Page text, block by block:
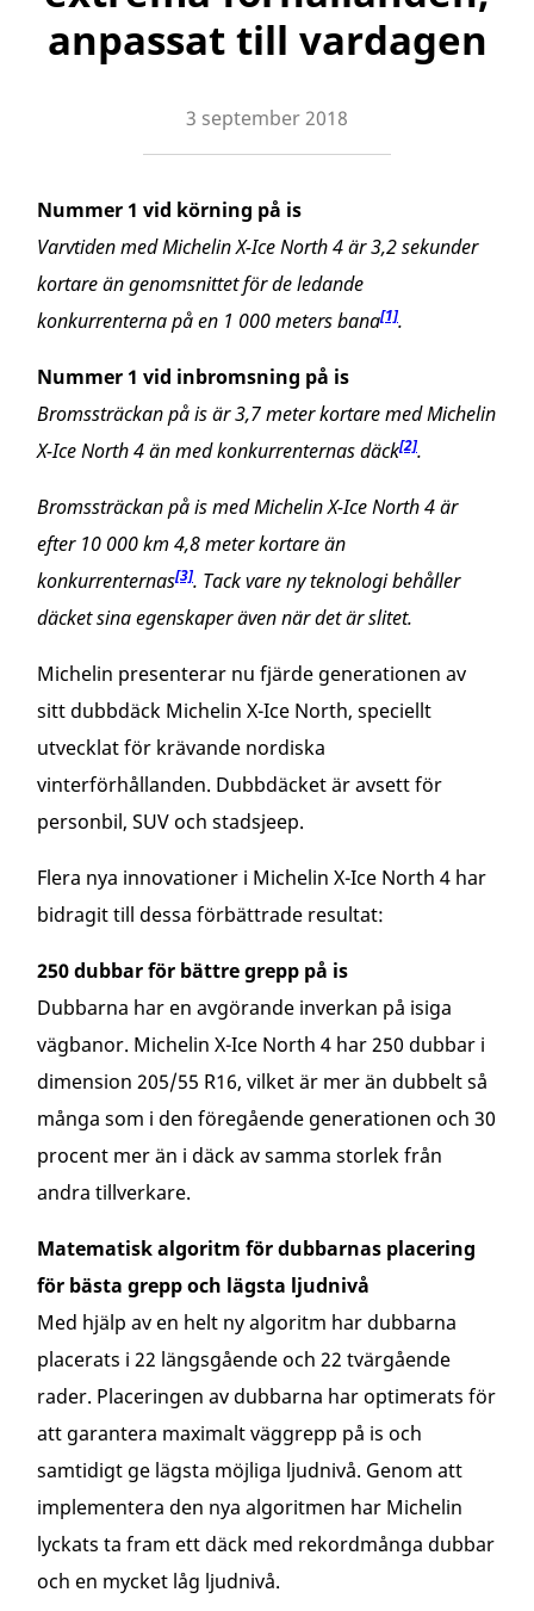
anpassat till vardagen
3 september 2018
Nummer 1 vid körning på is
Varvtiden med Michelin X-Ice North 4 är 3,2 sekunder
kortare än genomsnittet för de ledande
konkurrenterna på en 1 000 meters bana[1].
Nummer 1 vid inbromsning på is
Bromssträckan på is är 3,7 meter kortare med Michelin
X-Ice North 4 än med konkurrenternas däck[2].
Bromssträckan på is med Michelin X-Ice North 4 är
efter 10 000 km 4,8 meter kortare än
konkurrenternas[3]. Tack vare ny teknologi behåller
däcket sina egenskaper även när det är slitet.
Michelin presenterar nu fjärde generationen av
sitt dubbdäck Michelin X-Ice North, speciellt
utvecklat för krävande nordiska
vinterförhållanden. Dubbdäcket är avsett för
personbil, SUV och stadsjeep.
Flera nya innovationer i Michelin X-Ice North 4 har
bidragit till dessa förbättrade resultat:
250 dubbar för bättre grepp på is
Dubbarna har en avgörande inverkan på isiga
vägbanor. Michelin X-Ice North 4 har 250 dubbar i
dimension 205/55 R16, vilket är mer än dubbelt så
många som i den föregående generationen och 30
procent mer än i däck av samma storlek från
andra tillverkare.
Matematisk algoritm för dubbarnas placering
för bästa grepp och lägsta ljudnivå
Med hjälp av en helt ny algoritm har dubbarna
placerats i 22 längsgående och 22 tvärgående
rader. Placeringen av dubbarna har optimerats för
att garantera maximalt väggrepp på is och
samtidigt ge lägsta möjliga ljudnivå. Genom att
implementera den nya algoritmen har Michelin
lyckats ta fram ett däck med rekordmånga dubbar
och en mycket låg ljudnivå.